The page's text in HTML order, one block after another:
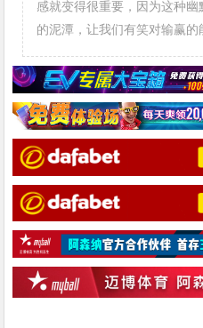
感就变得很重要，因为这种
的泥潭，让我们有笑对输赢的